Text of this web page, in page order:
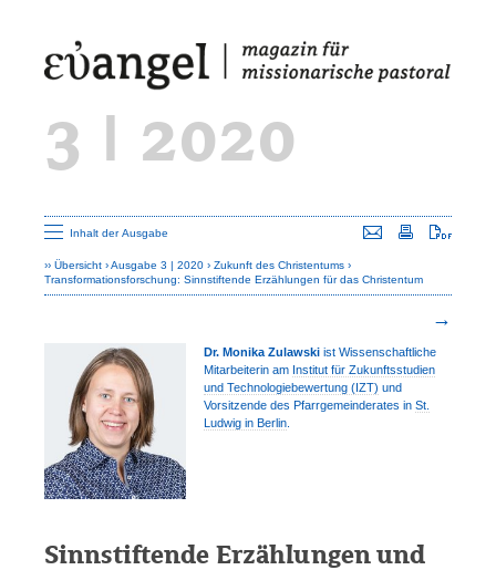
3 | 2020
Übersicht Ausgabe 3 | 2020
Zukunft des Christentums
Transformationsforschung: Sinnstiftende Erzählungen für das Christentum
Inhalt der Ausgabe Seite versenden
Seite drucken
Sinnstiftende Erzählungen und
Dr. Monika Zulawskiist Wissen­schaftliche
Mitarbeiterin am Institut für Zukunftsstudien
und Technologie­bewertung (IZT) und
Vorsitzende des Pfarrgemeinderates in St.
Ludwig in Berlin.